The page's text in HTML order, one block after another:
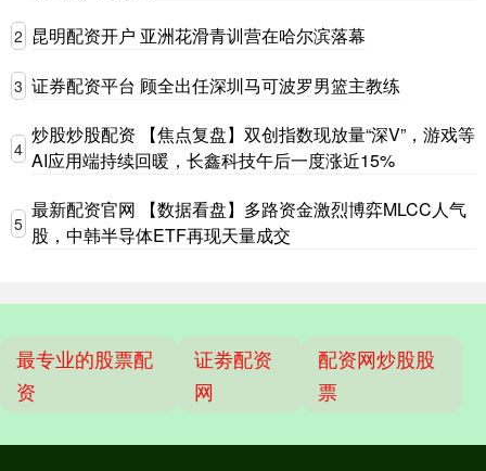
2 昆明配资开户 亚洲花滑青训营在哈尔滨落幕
3 证券配资平台 顾全出任深圳马可波罗男篮主教练
4
炒股炒股配资 【焦点复盘】双创指数现放量“深V”，游戏等
AI应用端持续回暖，长鑫科技午后一度涨近15%
5
最新配资官网 【数据看盘】多路资金激烈博弈MLCC人气
股，中韩半导体ETF再现天量成交
最专业的股票配
资
证劵配资
网
配资网炒股股
票